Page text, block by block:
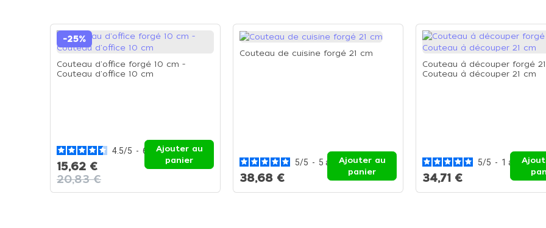
-25%
Couteau d'office forgé 10 cm -
Couteau d'office 10 cm
4.5/5 - 6 avis
15,62 €
20,83 €
Ajouter au
panier
Couteau de cuisine forgé 21 cm
5/5 - 5 avis
38,68 €
Ajouter au
panier
Couteau à découper forgé
Couteau à découper 21 cm
5/5 - 1 avis
34,71 €